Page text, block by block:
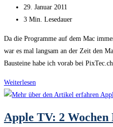
Beitrag
veröffentlicht:
29. Januar 2011
Lesedauer:
3 Min. Lesedauer
Da die Programme auf dem Mac
war es mal langsam an der Zeit den
Bausteine habe ich vorab bei
Weiterlesen
Mini
maxi
Apple TV: 2